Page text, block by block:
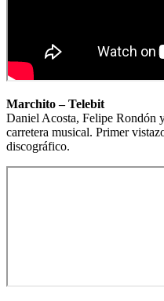
Marchito – Telebit
Daniel Acosta, Felipe Rondón
carretera musical. Primer
discográfico.